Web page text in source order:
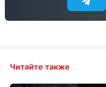
Читайте также